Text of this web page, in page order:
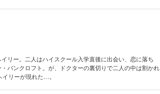
リー。二人はハイスクール入学直後に出会い、恋に落ち
バンクロフト。が、ドクターの裏切りで二人の中は割かれ
リーが現れた…。